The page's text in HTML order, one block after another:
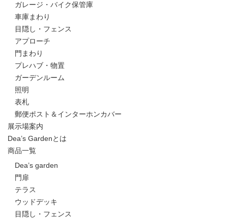
ガレージ・バイク保管庫
車庫まわり
目隠し・フェンス
アプローチ
門まわり
プレハブ・物置
ガーデンルーム
照明
表札
郵便ポスト＆インターホンカバー
展示場案内
Dea’s Gardenとは
商品一覧
Dea’s garden
門扉
テラス
ウッドデッキ
目隠し・フェンス